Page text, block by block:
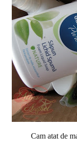
Cam atat de